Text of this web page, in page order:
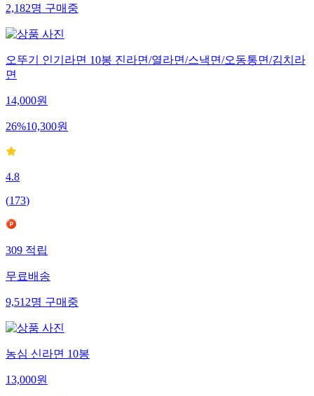
2,182명구매중
오뚜기 인기라면 10봉 진라면/열라면/스낵면/오동통면/김치라
면
14,000원
26%10,300원
4.8
(173)
309적립
무료배송
9,512명구매중
농심 신라면 10봉
13,000원